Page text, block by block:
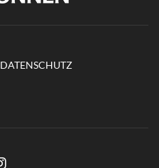
DATENSCHUTZ